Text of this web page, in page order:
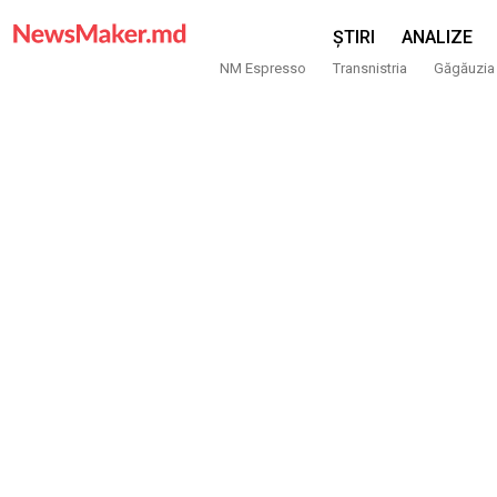
ȘTIRI ANALIZE
NM Espresso Transnistria Găgăuzia